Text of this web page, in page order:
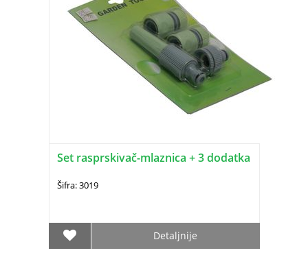
Set rasprskivač-mlaznica + 3 dodatka
Šifra: 3019
Detaljnije